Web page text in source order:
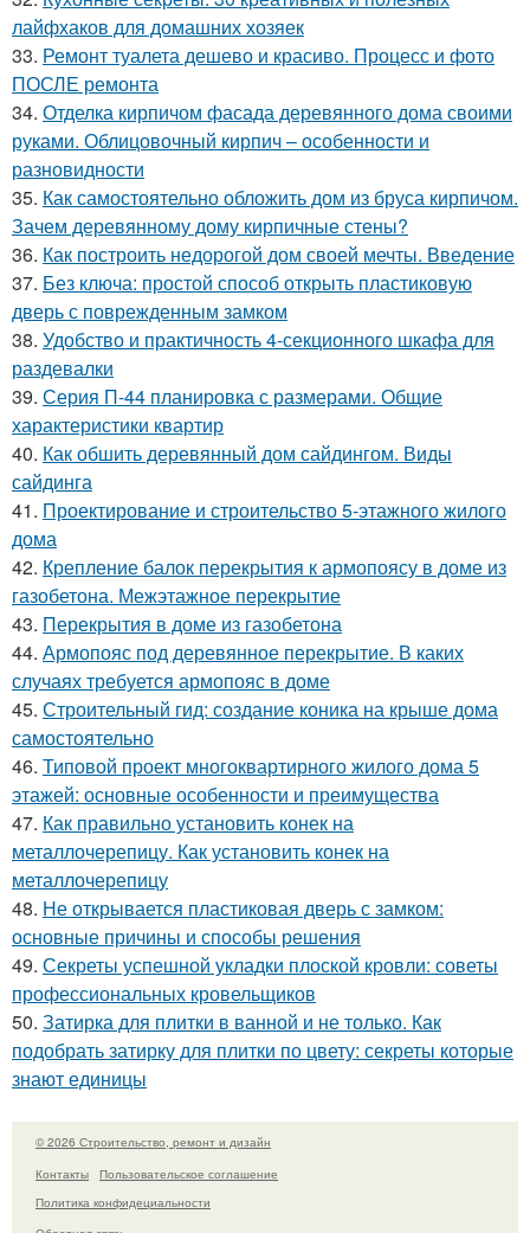
лайфхаков для домашних хозяек
33. Ремонт туалета дешево и красиво. Процесс и фото
ПОСЛЕ ремонта
34. Отделка кирпичом фасада деревянного дома своими
руками. Облицовочный кирпич – особенности и
разновидности
35. Как самостоятельно обложить дом из бруса кирпичом.
Зачем деревянному дому кирпичные стены?
36. Как построить недорогой дом своей мечты. Введение
37. Без ключа: простой способ открыть пластиковую
дверь с поврежденным замком
38. Удобство и практичность 4-секционного шкафа для
раздевалки
39. Серия П-44 планировка с размерами. Общие
характеристики квартир
40. Как обшить деревянный дом сайдингом. Виды
сайдинга
41. Проектирование и строительство 5-этажного жилого
дома
42. Крепление балок перекрытия к армопоясу в доме из
газобетона. Межэтажное перекрытие
43. Перекрытия в доме из газобетона
44. Армопояс под деревянное перекрытие. В каких
случаях требуется армопояс в доме
45. Строительный гид: создание коника на крыше дома
самостоятельно
46. Типовой проект многоквартирного жилого дома 5
этажей: основные особенности и преимущества
47. Как правильно установить конек на
металлочерепицу. Как установить конек на
металлочерепицу
48. Не открывается пластиковая дверь с замком:
основные причины и способы решения
49. Секреты успешной укладки плоской кровли: советы
профессиональных кровельщиков
50. Затирка для плитки в ванной и не только. Как
подобрать затирку для плитки по цвету: секреты которые
знают единицы
© 2026 Строительство, ремонт и дизайн
Контакты
Пользовательское соглашение
Политика конфидециальности